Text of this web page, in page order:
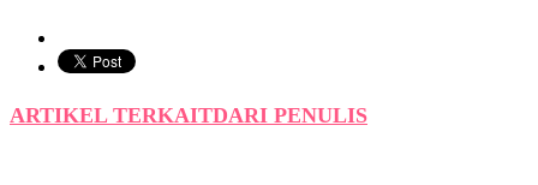
ARTIKEL TERKAITDARI PENULIS